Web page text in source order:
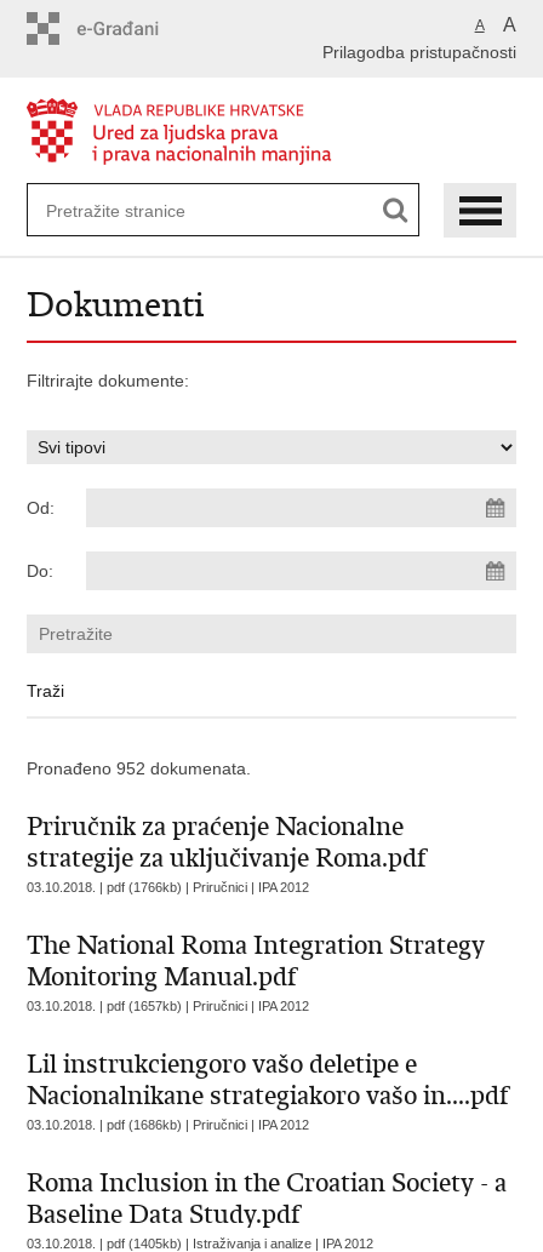
A A
Prilagodba pristupačnosti
Dokumenti
Filtrirajte dokumente:
Od:
Do:
Pronađeno 952 dokumenata.
Priručnik za praćenje Nacionalne
strategije za uključivanje Roma.pdf
03.10.2018. | pdf (1766kb) | Priručnici | IPA 2012
The National Roma Integration Strategy
Monitoring Manual.pdf
03.10.2018. | pdf (1657kb) | Priručnici | IPA 2012
Lil instrukciengoro vašo deletipe e
Nacionalnikane strategiakoro vašo in....pdf
03.10.2018. | pdf (1686kb) | Priručnici | IPA 2012
Roma Inclusion in the Croatian Society - a
Baseline Data Study.pdf
03.10.2018. | pdf (1405kb) | Istraživanja i analize | IPA 2012